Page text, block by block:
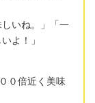
いね。」「一
よ！」
０倍近く美味